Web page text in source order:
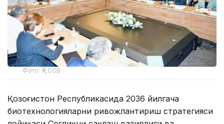
Фото: ҚР ССВ
Қозоғистон Республикасида 2036 йилгача
биотехнологияларни ривожлантириш стратегияси